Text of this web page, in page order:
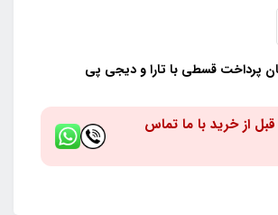
پرداخت قسطی با تارا و دیجی پی
از خرید با ما تماس